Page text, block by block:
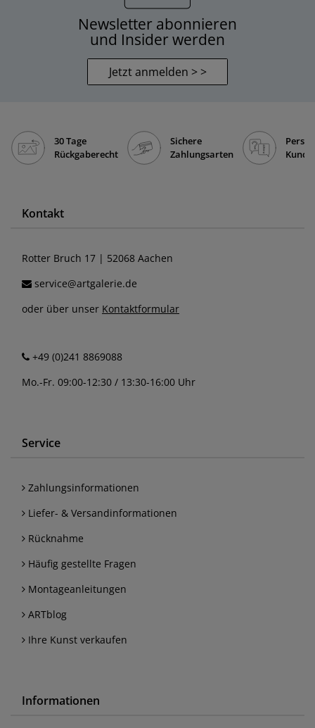
Newsletter abonnieren
und Insider werden
Jetzt anmelden > >
30 Tage
Rückgaberecht
Sichere
Zahlungsarten
Kontakt
Rotter Bruch 17 | 52068 Aachen
service@artgalerie.de
oder über unser Kontaktformular
+49 (0)241 8869088
Mo.-Fr. 09:00-12:30 / 13:30-16:00 Uhr
Service
Zahlungsinformationen
Liefer- & Versandinformationen
Rücknahme
Häufig gestellte Fragen
Montageanleitungen
ARTblog
Ihre Kunst verkaufen
Informationen